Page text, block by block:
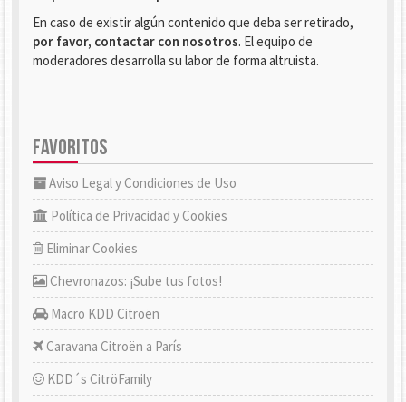
En caso de existir algún contenido que deba ser retirado,
por favor, contactar con nosotros. El equipo de
moderadores desarrolla su labor de forma altruista.
FAVORITOS
Aviso Legal y Condiciones de Uso
Política de Privacidad y Cookies
Eliminar Cookies
Chevronazos: ¡Sube tus fotos!
Macro KDD Citroën
Caravana Citroën a París
KDD´s CitröFamily